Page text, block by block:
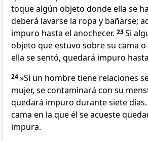
toque algún objeto donde ella se
deberá lavarse la ropa y bañarse;
impuro hasta el anochecer. 23Si
objeto que estuvo sobre su cama
ella se sentó, quedará impuro
24»Si un hombre tiene relaciones
mujer, se contaminará con su
quedará impuro durante siete
cama en la que él se acueste
impura.